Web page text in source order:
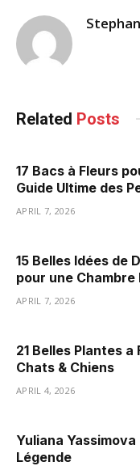
Related Posts
17 Bacs à Fleurs
Guide Ultime des
APRIL 7, 2026
15 Belles Idées de
pour une Chambre
APRIL 7, 2026
21 Belles Plantes
Chats & Chiens
APRIL 4, 2026
Yuliana
Légende